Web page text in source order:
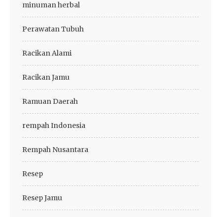
minuman herbal
Perawatan Tubuh
Racikan Alami
Racikan Jamu
Ramuan Daerah
rempah Indonesia
Rempah Nusantara
Resep
Resep Jamu